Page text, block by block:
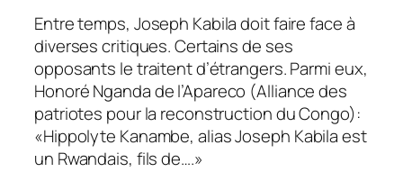
Entre temps, Joseph Kabila doit faire face à
diverses critiques. Certains de ses
opposants le traitent d’étrangers. Parmi eux,
Honoré Nganda de l’Apareco (Alliance des
patriotes pour la reconstruction du Congo):
«Hippolyte Kanambe, alias Joseph Kabila est
un Rwandais, fils de….»